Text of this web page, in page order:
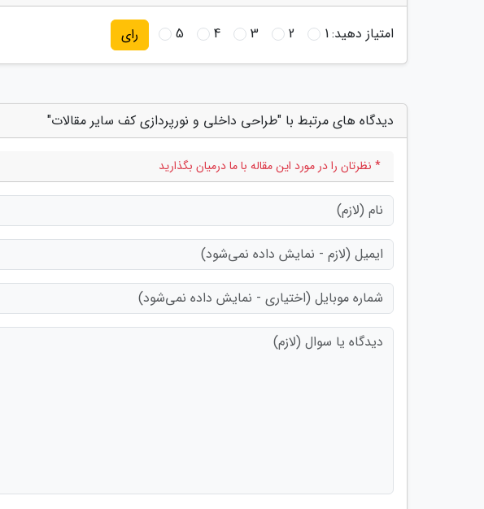
امتیاز دهید:1
2
3
4
5 رای
دیدگاه های مرتبط با "طراحی داخلی و نورپردازی کف سایر مقالات"
* نظرتان را در مورد این مقاله با ما درمیان بگذارید